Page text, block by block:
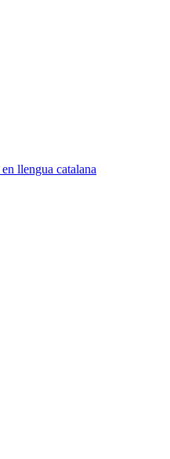
llengua catalana